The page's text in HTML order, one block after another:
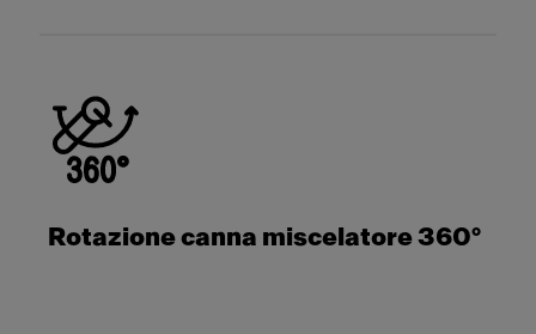
Rotazione canna miscelatore 360°